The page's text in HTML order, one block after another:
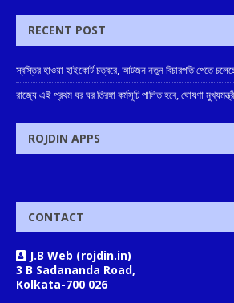
RECENT POST
স্বস্তির হাওয়া হাইকোর্ট চত্বরে, আটজন নতুন বিচারপতি পেতে
রাজ্যে এই প্রথম ঘর ঘর তিরঙ্গা কর্মসূচি পালিত হবে, ঘোষণা
ROJDIN APPS
CONTACT
J.B Web (rojdin.in)
3 B Sadananda Road,
Kolkata-700 026